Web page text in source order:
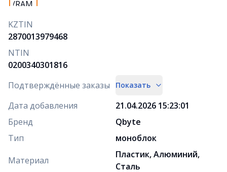
KZTIN
2870013979468
NTIN
0200340301816
Подтверждённые заказы
Показать
Дата добавления
21.04.2026 15:23:01
Бренд
Qbyte
Тип
моноблок
Материал
Пластик, Алюминий,
Сталь